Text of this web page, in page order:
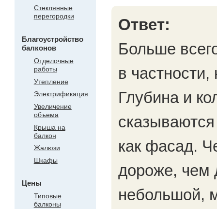
Стеклянные
перегородки
Благоустройство
балконов
Отделочные
работы
Утепление
Электрификация
Увеличение
объема
Крыша на
балкон
Жалюзи
Шкафы
Цены
Типовые
балконы
Ответ:
Больше
в
Глубина и
как фасад.
дороже, чем
небольшой,